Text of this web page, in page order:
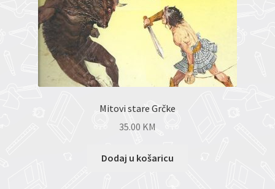
Mitovi stare Grčke
35.00 KM
Dodaj u košaricu